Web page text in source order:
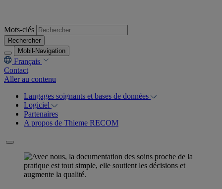
Mots-clés
Rechercher
Mobil-Navigation
Français
Contact
Aller au contenu
Langages soignants et bases de données
Logiciel
Partenaires
A propos de Thieme RECOM